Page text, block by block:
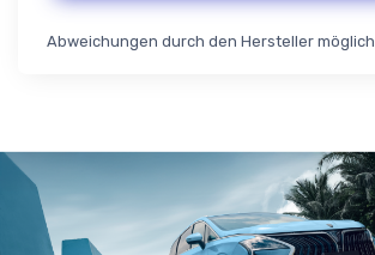
Abweichungen durch den Hersteller möglich